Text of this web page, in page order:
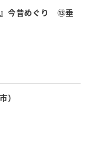
』今昔めぐり ⑬垂
）